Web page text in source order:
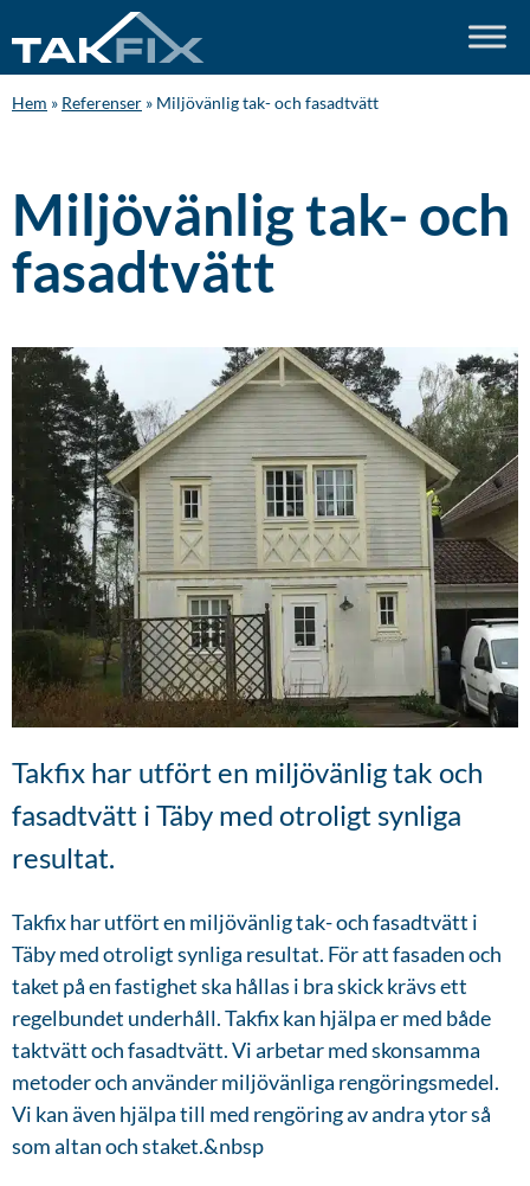
Hem » Referenser » Miljövänlig tak- och fasadtvätt
Miljövänlig tak- och
fasadtvätt
Takfix har utfört en miljövänlig tak och
fasadtvätt i Täby med otroligt synliga
resultat.
Takfix har utfört en miljövänlig tak- och fasadtvätt i
Täby med otroligt synliga resultat. För att fasaden och
taket på en fastighet ska hållas i bra skick krävs ett
regelbundet underhåll. Takfix kan hjälpa er med både
taktvätt och fasadtvätt. Vi arbetar med skonsamma
metoder och använder miljövänliga rengöringsmedel.
Vi kan även hjälpa till med rengöring av andra ytor så
som altan och staket.&nbsp